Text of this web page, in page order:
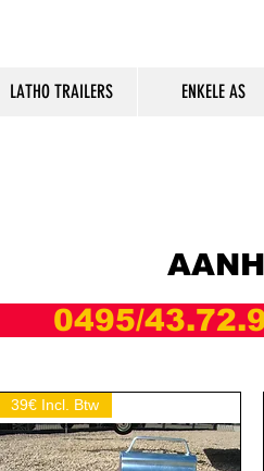
LATHO TRAILERS ENKELE AS
0495/
39€ Incl. Btw